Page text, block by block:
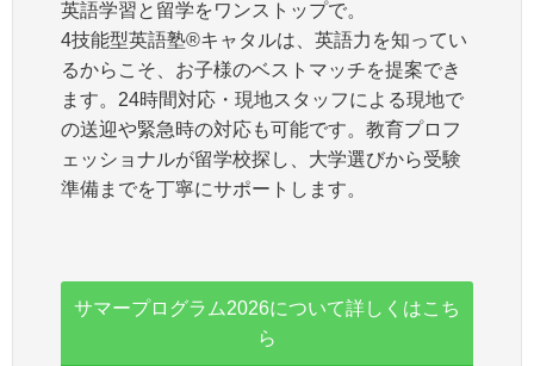
英語学習と留学をワンストップで。
4技能型英語塾®キャタルは、英語力を知ってい
るからこそ、お子様のベストマッチを提案でき
ます。24時間対応・現地スタッフによる現地で
の送迎や緊急時の対応も可能です。教育プロフ
ェッショナルが留学校探し、大学選びから受験
準備までを丁寧にサポートします。
サマープログラム2026について詳しくはこち
ら